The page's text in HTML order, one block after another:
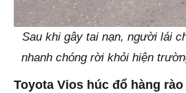
Sau khi gây tai nạn, người lái
nhanh chóng rời khỏi hiện
Toyota Vios húc đổ hàng